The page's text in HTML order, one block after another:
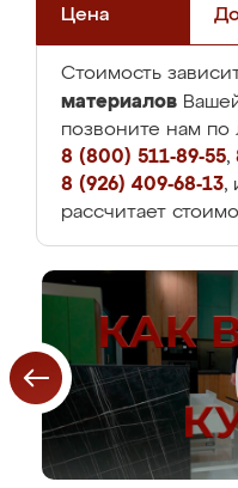
Цена
Стоимость
материалов
позвоните нам
8 (800) 511-89-55,
8 (926) 409-68-13,
рассчитает